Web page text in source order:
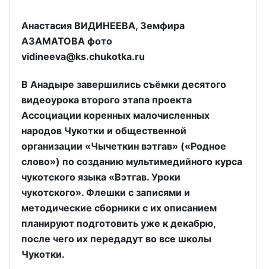
Анастасия ВИДИНЕЕВА, Земфира
АЗАМАТОВА фото
vidineeva@ks.chukotka.ru
В Анадыре завершились съёмки десятого
видеоурока второго этапа проекта
Ассоциации коренных малочисленных
народов Чукотки и общественной
организации «Чычеткин вэтгав» («Родное
слово») по созданию мультимедийного курса
чукотского языка «Вэтгав. Уроки
чукотского». Флешки с записями и
методические сборники с их описанием
планируют подготовить уже к декабрю,
после чего их передадут во все школы
Чукотки.